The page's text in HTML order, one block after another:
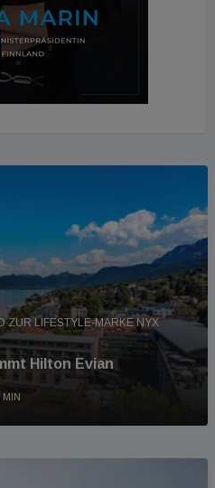
ZUR LIFESTYLE-MARKE NYX
Hilton Evian
MIN